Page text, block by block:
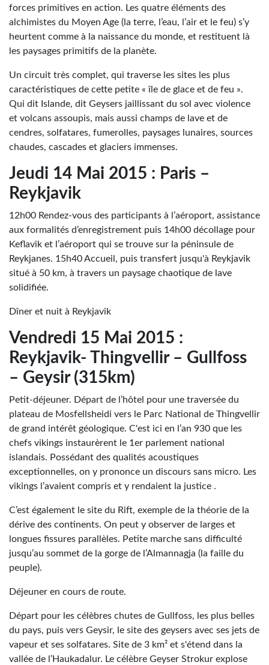
forces primitives en action. Les quatre éléments des
alchimistes du Moyen Age (la terre, l’eau, l’air et le feu) s’y
heurtent comme à la naissance du monde, et restituent là
les paysages primitifs de la planète.
Un circuit très complet, qui traverse les sites les plus
caractéristiques de cette petite « île de glace et de feu ».
Qui dit Islande, dit Geysers jaillissant du sol avec violence
et volcans assoupis, mais aussi champs de lave et de
cendres, solfatares, fumerolles, paysages lunaires, sources
chaudes, cascades et glaciers immenses.
Jeudi 14 Mai 2015 : Paris –
Reykjavik
12h00 Rendez-vous des participants à l’aéroport, assistance
aux formalités d’enregistrement puis 14h00 décollage pour
Keflavik et l’aéroport qui se trouve sur la péninsule de
Reykjanes. 15h40 Accueil, puis transfert jusqu'à Reykjavik
situé à 50 km, à travers un paysage chaotique de lave
solidifiée.
Dîner et nuit à Reykjavik
Vendredi 15 Mai 2015 :
Reykjavik- Thingvellir – Gullfoss
– Geysir (315km)
Petit-déjeuner. Départ de l’hôtel pour une traversée du
plateau de Mosfellsheidi vers le Parc National de Thingvellir
de grand intérêt géologique. C'est ici en l’an 930 que les
chefs vikings instaurèrent le 1er parlement national
islandais. Possédant des qualités acoustiques
exceptionnelles, on y prononce un discours sans micro. Les
vikings l’avaient compris et y rendaient la justice .
C’est également le site du Rift, exemple de la théorie de la
dérive des continents. On peut y observer de larges et
longues fissures parallèles. Petite marche sans difficulté
jusqu’au sommet de la gorge de l’Almannagja (la faille du
peuple).
Déjeuner en cours de route.
Départ pour les célèbres chutes de Gullfoss, les plus belles
du pays, puis vers Geysir, le site des geysers avec ses jets de
vapeur et ses solfatares. Site de 3 km² et s'étend dans la
vallée de l’Haukadalur. Le célèbre Geyser Strokur explose